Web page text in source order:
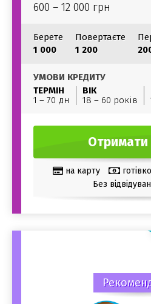
600 – 12 000 грн
Берете
1 000
Повертаєте
1 200
УМОВИ КРЕДИТУ
ТЕРМІН
1 – 70 дн
ВІК
18 – 60 років
Отримати
на карту
Без